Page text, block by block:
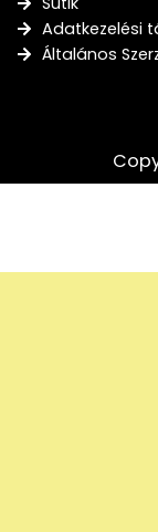
Adatkezelési
Általános